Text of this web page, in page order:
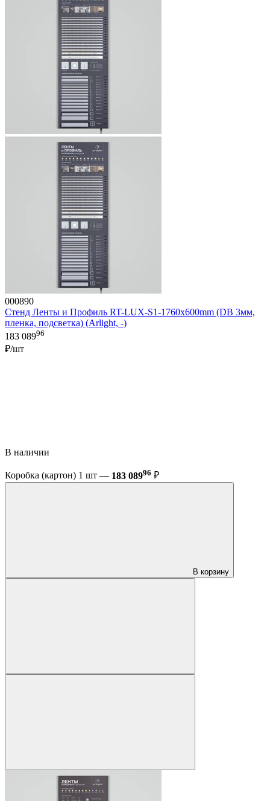
000890
Стенд Ленты и Профиль RT-LUX-S1-1760x600mm (DB 3мм,
пленка, подсветка) (Arlight, -)
183 08996
₽/шт
В наличии
Коробка (картон) 1 шт — 183 08996 ₽
В корзину